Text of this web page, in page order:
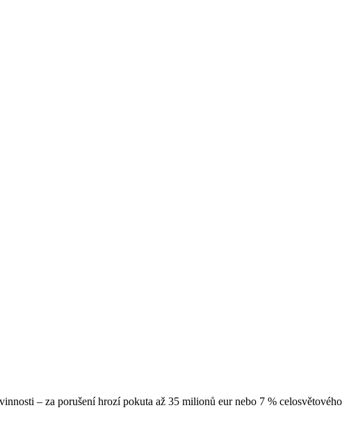
– za porušení hrozí pokuta až 35 milionů eur nebo 7 % celosvětového